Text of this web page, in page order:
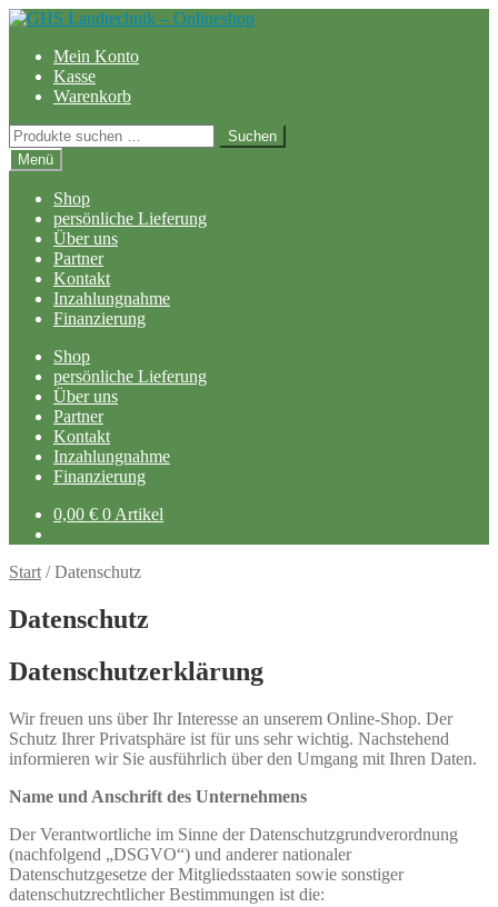
Zur
springen
Zum
springenMein Konto
Kasse
Warenkorb
Suchen
nach:
Suchen
Menü
Shop
persönliche Lieferung
Über uns
Partner
Kontakt
Inzahlungnahme
Finanzierung
Shop
persönliche Lieferung
Über uns
Partner
Kontakt
Inzahlungnahme
Finanzierung
0,00 € 0 Artikel
Start /Datenschutz
Datenschutz
Datenschutzerklärung
Wir freuen uns über Ihr Interesse an unserem Online-Shop. Der
Schutz Ihrer Privatsphäre ist für uns sehr wichtig. Nachstehend
informieren wir Sie ausführlich über den Umgang mit Ihren Daten.
Name und Anschrift des Unternehmens
Der Verantwortliche im Sinne der Datenschutzgrundverordnung
(nachfolgend „DSGVO“) und anderer nationaler
Datenschutzgesetze der Mitgliedsstaaten sowie sonstiger
datenschutzrechtlicher Bestimmungen ist die: